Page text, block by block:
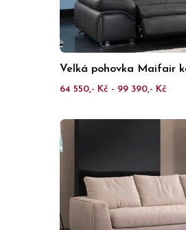
Velká pohovka Maifair
64 550,- Kč - 99 390,- Kč